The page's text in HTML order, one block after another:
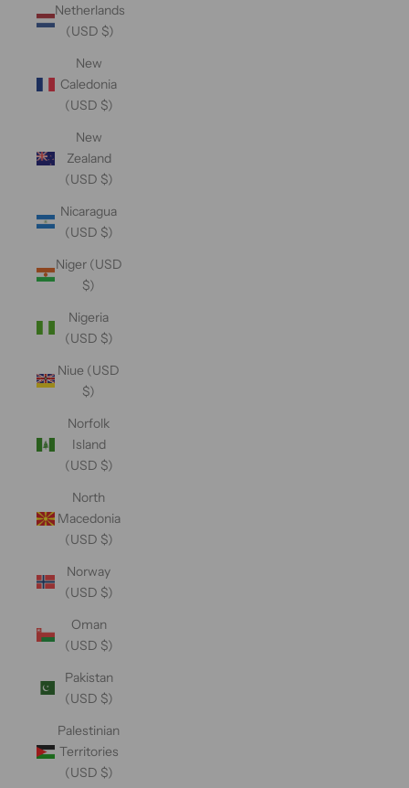
Netherlands
(USD $)
New
Caledonia
(USD $)
New
Zealand
(USD $)
Nicaragua
(USD $)
Niger (USD
$)
Nigeria
(USD $)
Niue (USD
$)
Norfolk
Island
(USD $)
North
Macedonia
(USD $)
Norway
(USD $)
Oman
(USD $)
Pakistan
(USD $)
Palestinian
Territories
(USD $)